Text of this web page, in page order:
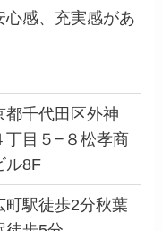
感、充実感があ
都千代田区外神
丁目５−８松孝商
ル8F
町駅徒歩2分秋葉